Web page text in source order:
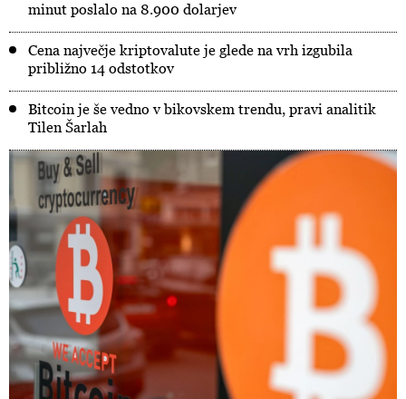
minut poslalo na 8.900 dolarjev
Cena največje kriptovalute je glede na vrh izgubila
približno 14 odstotkov
Bitcoin je še vedno v bikovskem trendu, pravi analitik
Tilen Šarlah